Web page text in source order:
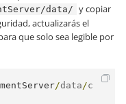
data/ y copiar
actualizarás el
que solo sea legible por
/data/c